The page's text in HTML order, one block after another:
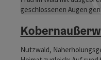
Nutzwald,